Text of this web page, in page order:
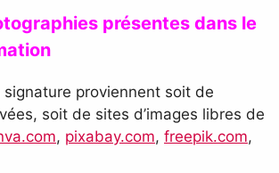
présentes dans le
signature proviennent soit de
soit de sites d’images libres de
, pixabay.com, freepik.com,